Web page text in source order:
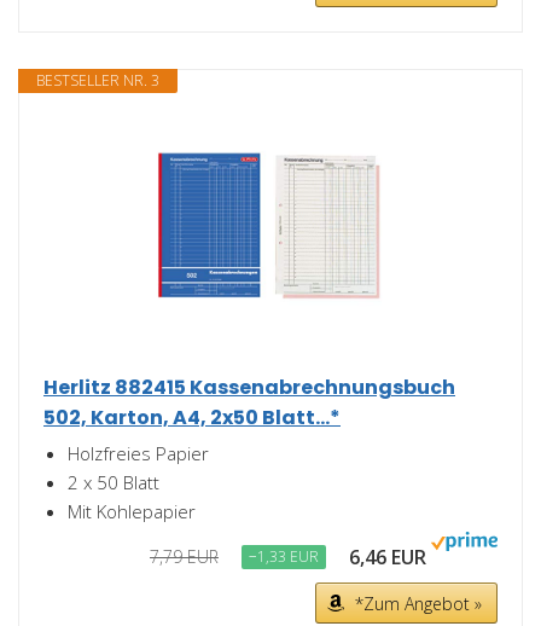
BESTSELLER NR. 3
Herlitz 882415 Kassenabrechnungsbuch
502, Karton, A4, 2x50 Blatt...*
Holzfreies Papier
2 x 50 Blatt
Mit Kohlepapier
7,79 EUR −1,33 EUR 6,46 EUR
*Zum Angebot »